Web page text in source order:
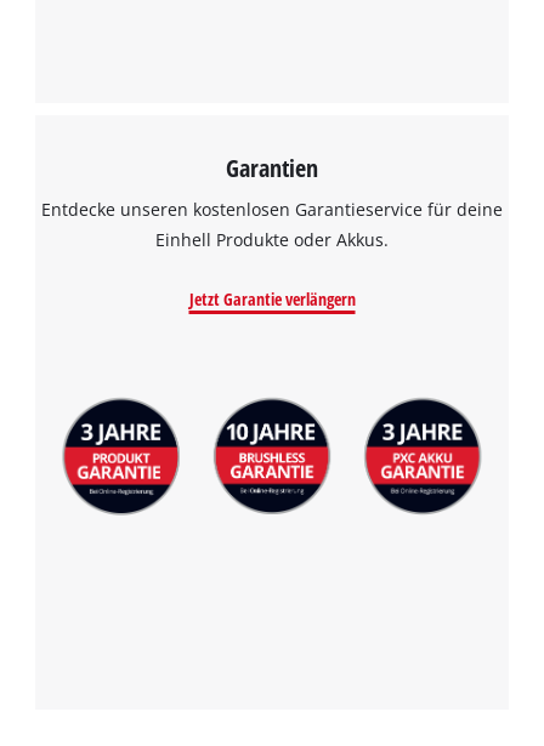
Garantien
Entdecke unseren kostenlosen Garantieservice für deine
Einhell Produkte oder Akkus.
Jetzt Garantie verlängern